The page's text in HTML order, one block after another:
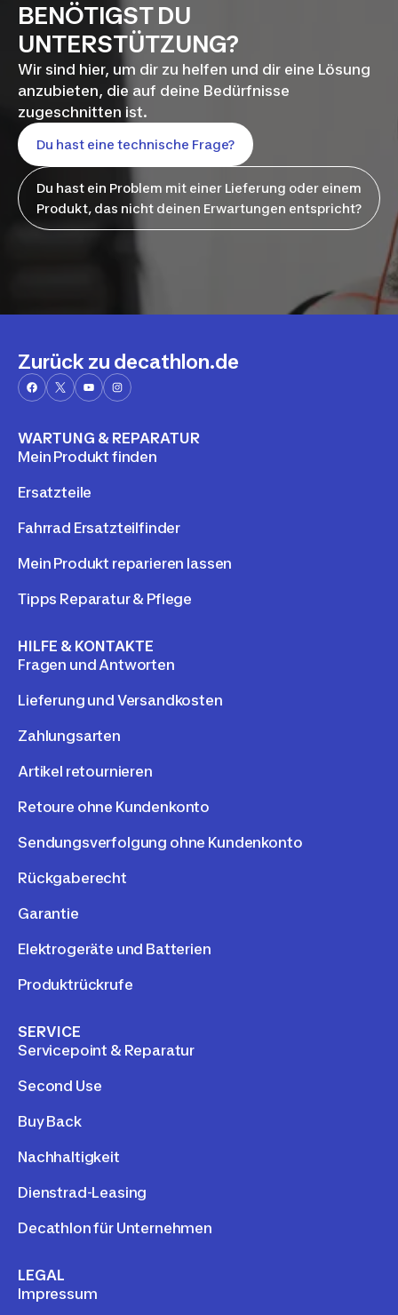
BENÖTIGST DU
UNTERSTÜTZUNG?
Wir sind hier, um dir zu helfen und dir eine Lösung
anzubieten, die auf deine Bedürfnisse
zugeschnitten ist.
Du hast eine technische Frage?
Du hast ein Problem mit einer Lieferung oder einem
Produkt, das nicht deinen Erwartungen entspricht?
Zurück zu decathlon.de
WARTUNG & REPARATUR
Mein Produkt finden
Ersatzteile
Fahrrad Ersatzteilfinder
Mein Produkt reparieren lassen
Tipps Reparatur & Pflege
HILFE & KONTAKTE
Fragen und Antworten
Lieferung und Versandkosten
Zahlungsarten
Artikel retournieren
Retoure ohne Kundenkonto
Sendungsverfolgung ohne Kundenkonto
Rückgaberecht
Garantie
Elektrogeräte und Batterien
Produktrückrufe
SERVICE
Servicepoint & Reparatur
Second Use
Buy Back
Nachhaltigkeit
Dienstrad-Leasing
Decathlon für Unternehmen
LEGAL
Impressum